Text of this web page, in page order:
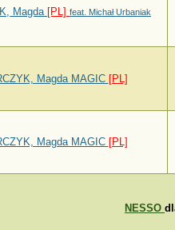
Magda [PL] feat. Michał Urbaniak
Magda MAGIC [PL]
Magda MAGIC [PL]
NESSO